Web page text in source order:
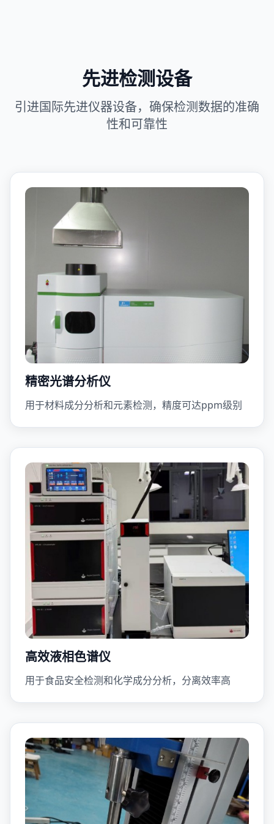
先进检测设备
引进国际先进仪器设备，确保检测数据的准确
性和可靠性
精密光谱分析仪
用于材料成分分析和元素检测，精度可达ppm级别
高效液相色谱仪
用于食品安全检测和化学成分分析，分离效率高